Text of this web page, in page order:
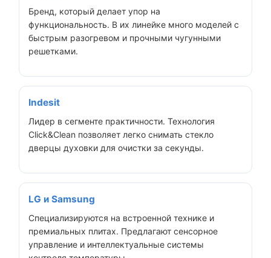
Бренд, который делает упор на
функциональность. В их линейке много моделей с
быстрым разогревом и прочными чугунными
решетками.
Indesit
Лидер в сегменте практичности. Технология
Click&Clean позволяет легко снимать стекло
дверцы духовки для очистки за секунды.
LG и Samsung
Специализируются на встроенной технике и
премиальных плитах. Предлагают сенсорное
управление и интеллектуальные системы